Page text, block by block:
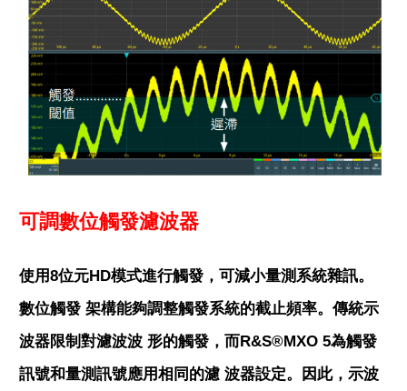
可調數位觸發濾波器
使用8位元HD模式進行觸發，可減小量測系統雜訊。
數位觸發 架構能夠調整觸發系統的截止頻率。傳統示
波器限制對濾波波 形的觸發，而R&S®MXO 5為觸發
訊號和量測訊號應用相同的濾 波器設定。因此，示波